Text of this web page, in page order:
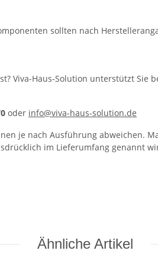
sollten nach
Viva-Haus-Solution unterstützt
oder info@viva-haus-solution.de
je nach Ausführung abweichen.
im Lieferumfang genannt
Ähnliche Artikel